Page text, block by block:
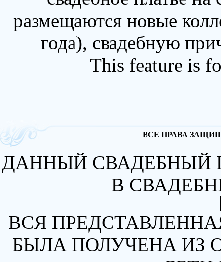
размещаются новые
года), свадебную
This feature is
ВСЕ ПРАВА
ДАННЫЙ СВАДЕБНЫЙ
В
ВСЯ
БЫЛА ПОЛУЧЕНА ИЗ